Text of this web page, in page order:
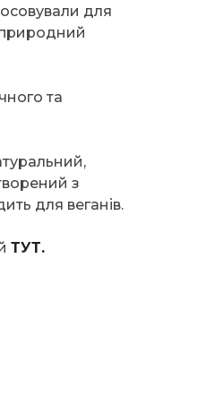
для
природний
та
з
для веганів.
ТУТ.